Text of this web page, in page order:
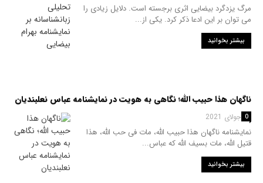
مرگ یزدگرد بیضایی اثری برجسته است. دلایل زیادی را
می توان بر این ادعا ذکر کرد. یکی از...
بیشتر بخوانید
ناگهان هذا حبیب‌ الله؛ نگاهی به هویت در نمایشنامه عباس نعلبندیان
24 جولای 2021
0
نمایشنامه ناگهان هذا حبیب‌ الله، مات فی حب الله، هذا
قتیل‌ الله، مات بسیف الله که عباس...
بیشتر بخوانید